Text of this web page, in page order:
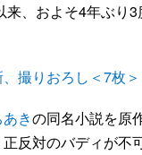
、およそ4年ぶり
撮りおろし＜7枚＞
きの同名小説を原
反対のバディが不